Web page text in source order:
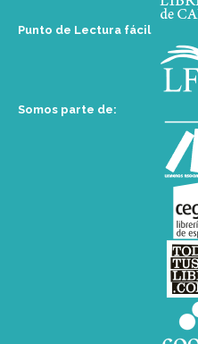
Punto de Lectura fácil
Somos parte de: